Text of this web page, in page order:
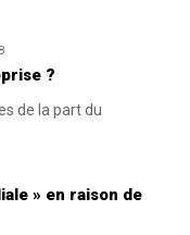
?
de la part du
» en raison de